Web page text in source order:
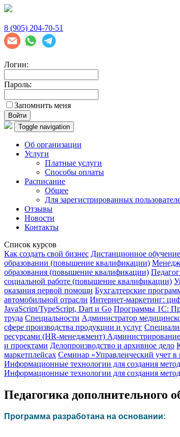
8 (905) 204-70-51
Логин:
Пароль:
Запомнить меня
Войти
Toggle navigation
Об организации
Услуги
Платные услуги
Способы оплаты
Расписание
Общее
Для зарегистрированных
Отзывы
Новости
Контакты
Список курсов
Как создать свой бизнес Дистанционное обучение
образовании (повышение квалификации)
образования (повышение квалификации)
социальной работе (повышение квалификации)
оказания первой помощи Бухгалтерские
автомобильной отрасли Интернет-маркетинг:
JavaScript/TypeScript, Dart и Go Программы 1С:
труда Специальности Администратор
сфере производства продукции и услуг
ресурсами (HR-менеджмент)
и проектами Делопроизводство и архивное дело
маркетплейсах Семинар «Управленческий учет в
Информационные технологии для создания
Информационные технологии для создания
Педагогика дополнительного
Программа разработана на основании: